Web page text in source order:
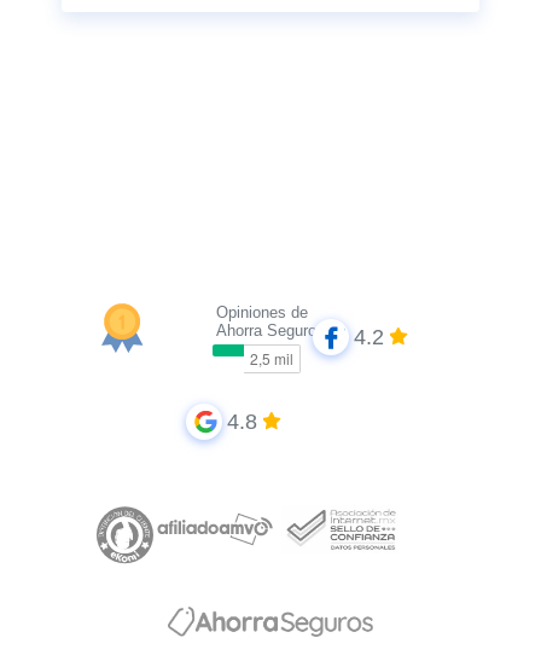
Opiniones de
Ahorra Seguros
4.2
4.8